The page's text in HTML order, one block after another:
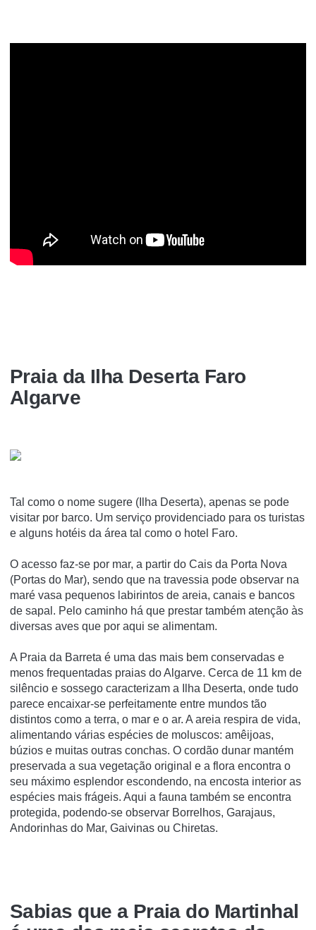
Praia da Ilha Deserta Faro
Algarve
Tal como o nome sugere (Ilha Deserta), apenas se pode
visitar por barco. Um serviço providenciado para os turistas
e alguns hotéis da área tal como o hotel Faro.
O acesso faz-se por mar, a partir do Cais da Porta Nova
(Portas do Mar), sendo que na travessia pode observar na
maré vasa pequenos labirintos de areia, canais e bancos
de sapal. Pelo caminho há que prestar também atenção às
diversas aves que por aqui se alimentam.
A Praia da Barreta é uma das mais bem conservadas e
menos frequentadas praias do Algarve. Cerca de 11 km de
silêncio e sossego caracterizam a Ilha Deserta, onde tudo
parece encaixar-se perfeitamente entre mundos tão
distintos como a terra, o mar e o ar. A areia respira de vida,
alimentando várias espécies de moluscos: amêijoas,
búzios e muitas outras conchas. O cordão dunar mantém
preservada a sua vegetação original e a flora encontra o
seu máximo esplendor escondendo, na encosta interior as
espécies mais frágeis. Aqui a fauna também se encontra
protegida, podendo-se observar Borrelhos, Garajaus,
Andorinhas do Mar, Gaivinas ou Chiretas.
Sabias que a Praia do Martinhal